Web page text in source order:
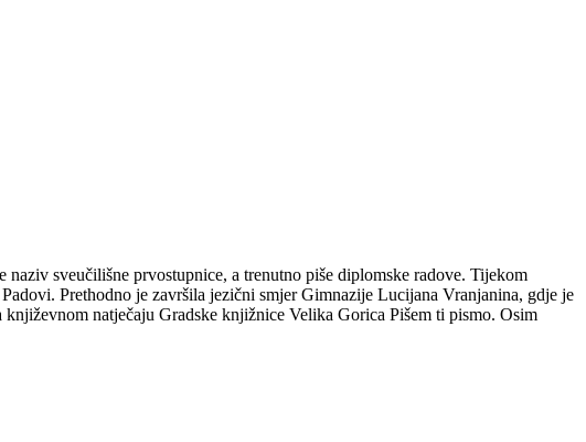
sveučilišne prvostupnice, a trenutno piše diplomske radove. Tijekom
Prethodno je završila jezični smjer Gimnazije Lucijana Vranjanina, gdje je
natječaju Gradske knjižnice Velika Gorica Pišem ti pismo. Osim